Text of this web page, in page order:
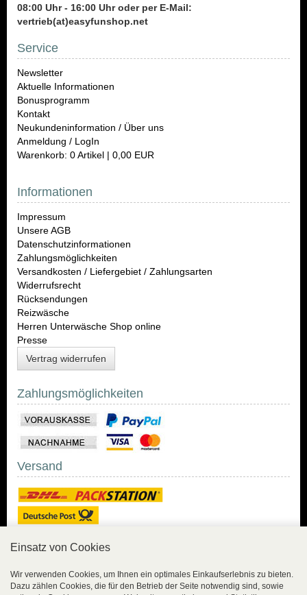
08:00 Uhr - 16:00 Uhr oder per E-Mail:
vertrieb(at)easyfunshop.net
Service
Newsletter
Aktuelle Informationen
Bonusprogramm
Kontakt
Neukundeninformation / Über uns
Anmeldung / LogIn
Warenkorb: 0 Artikel | 0,00 EUR
Informationen
Impressum
Unsere AGB
Datenschutzinformationen
Zahlungsmöglichkeiten
Versandkosten / Liefergebiet / Zahlungsarten
Widerrufsrecht
Rücksendungen
Reizwäsche
Herren Unterwäsche Shop online
Presse
Vertrag widerrufen
Zahlungsmöglichkeiten
Versand
Sicher Einkaufen mit
Einsatz von Cookies
Wir verwenden Cookies, um Ihnen ein optimales Einkaufserlebnis zu bieten.
Dazu zählen Cookies, die für den Betrieb der Seite notwendig sind, sowie